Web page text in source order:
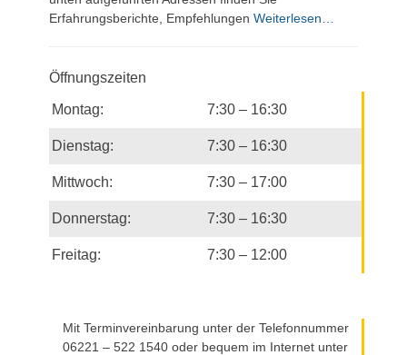
Erfahrungsberichte, Empfehlungen Weiterlesen…
Öffnungszeiten
Montag: 7:30 – 16:30
Dienstag: 7:30 – 16:30
Mittwoch: 7:30 – 17:00
Donnerstag: 7:30 – 16:30
Freitag: 7:30 – 12:00
Mit Terminvereinbarung unter der Telefonnummer
06221 – 522 1540 oder bequem im Internet unter